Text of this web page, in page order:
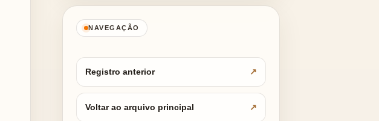
NAVEGAÇÃO
Registro anterior
Voltar ao arquivo principal